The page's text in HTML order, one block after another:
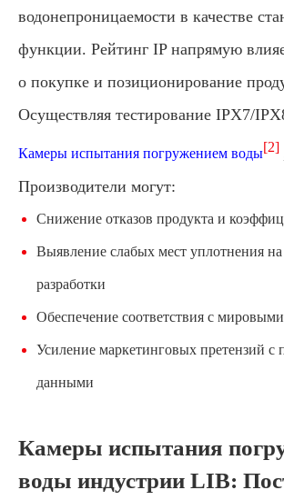
водонепроницаемости в качестве
функции. Рейтинг IP напрямую
о покупке и позиционирование
Осуществляя тестирование IPX7/
Камеры испытания погружением воды[2]
Производители могут:
Снижение отказов продукта и
Выявление слабых мест уплотнения
разработки
Обеспечение соответствия с
Усиление маркетинговых претензий с
данными
Камеры испытания
воды индустрии LIB: